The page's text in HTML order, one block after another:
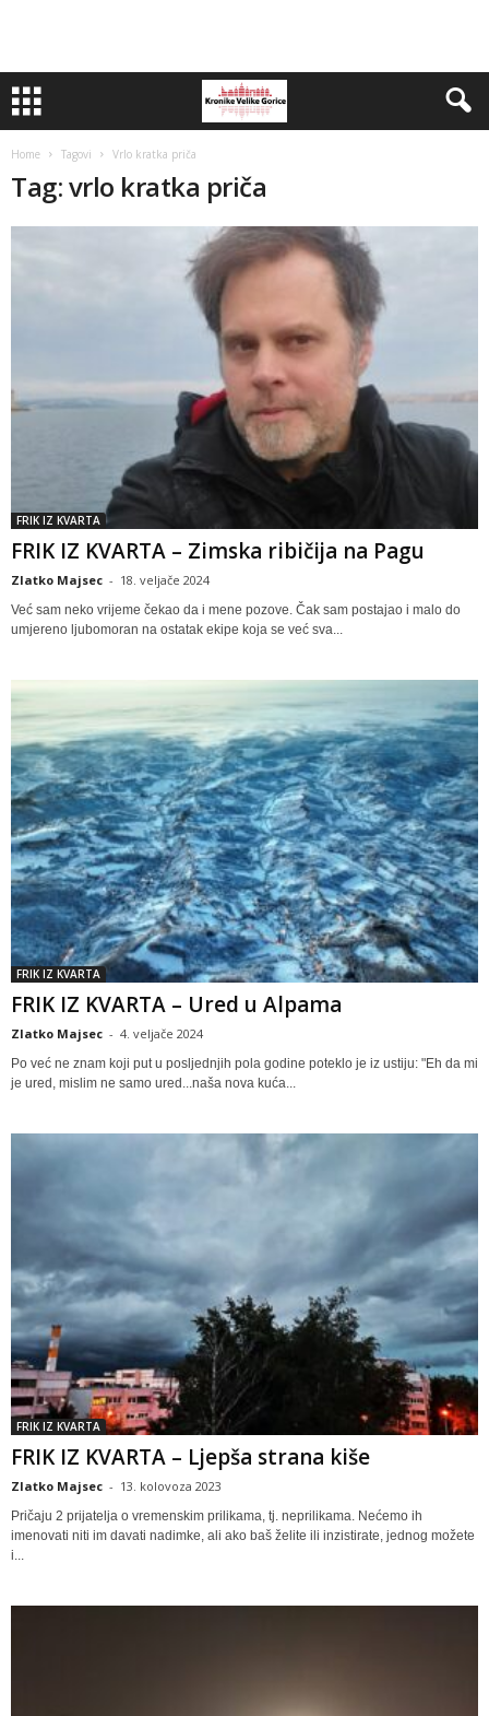
Home Tagovi Vrlo kratka priča
Tag: vrlo kratka priča
FRIK IZ KVARTA
FRIK IZ KVARTA – Zimska ribičija na Pagu
Zlatko Majsec - 18. veljače 2024
Već sam neko vrijeme čekao da i mene pozove. Čak sam postajao i malo do
umjereno ljubomoran na ostatak ekipe koja se već sva...
FRIK IZ KVARTA
FRIK IZ KVARTA – Ured u Alpama
Zlatko Majsec - 4. veljače 2024
Po već ne znam koji put u posljednjih pola godine poteklo je iz ustiju: "Eh da mi
je ured, mislim ne samo ured...naša nova kuća...
FRIK IZ KVARTA
FRIK IZ KVARTA – Ljepša strana kiše
Zlatko Majsec - 13. kolovoza 2023
Pričaju 2 prijatelja o vremenskim prilikama, tj. neprilikama. Nećemo ih
imenovati niti im davati nadimke, ali ako baš želite ili inzistirate, jednog možete
i...